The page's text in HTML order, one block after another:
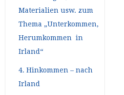
Materialien usw. zum
Thema „Unterkommen,
Herumkommen in
Irland“
4. Hinkommen – nach
Irland